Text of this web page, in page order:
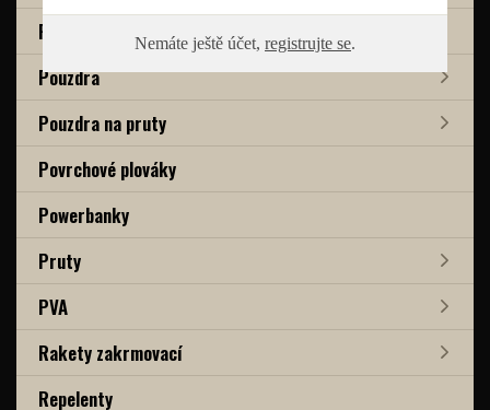
Polarizační brýle
Pouzdra
Pouzdra na pruty
Povrchové plováky
Powerbanky
Pruty
PVA
Rakety zakrmovací
Repelenty
Nemáte ještě účet, registrujte se.